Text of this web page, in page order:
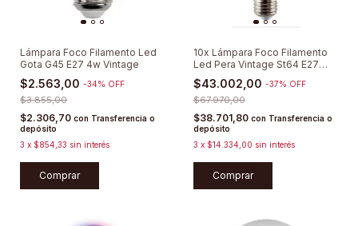
Lámpara Foco Filamento Led
Gota G45 E27 4w Vintage
$2.563,00 -34% OFF
$3.855,00
$2.306,70 con Transferencia o
depósito
3 x $854,33 sin interés
10x Lámpara Foco Filamento
Led Pera Vintage St64 E27
Cálida
$43.002,00 -37% OFF
$67.970,00
$38.701,80 con Transferencia o
depósito
3 x $14.334,00 sin interés
Comprar